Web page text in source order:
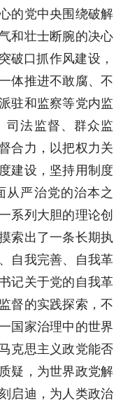
的党中央围绕破解
和壮士断腕的决心
破口抓作风建设，
体推进不敢腐、不
驻和监察等党内监
司法监督、群众监
合力，以把权力关
建设，坚持用制度
从严治党的治本之
系列大胆的理论创
索出了一条长期执
自我完善、自我革
记关于党的自我革
督的实践探索，不
国家治理中的世界
克思主义政党能否
疑，为世界政党解
启迪，为人类政治